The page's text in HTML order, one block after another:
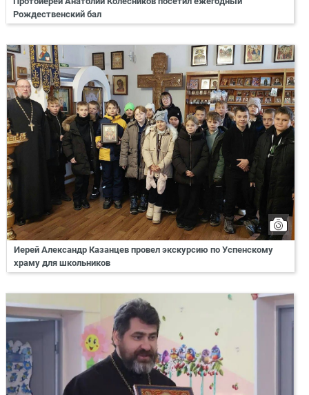
Рождественский бал
Иерей Александр Казанцев провел экскурсию по Успенскому
храму для школьников